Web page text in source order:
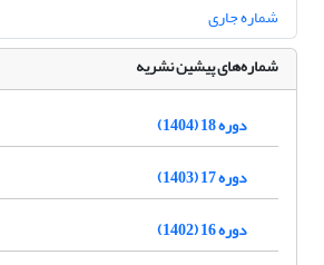
شماره جاری
شماره‌های پیشین نشریه
دوره 18 (1404)
دوره 17 (1403)
دوره 16 (1402)